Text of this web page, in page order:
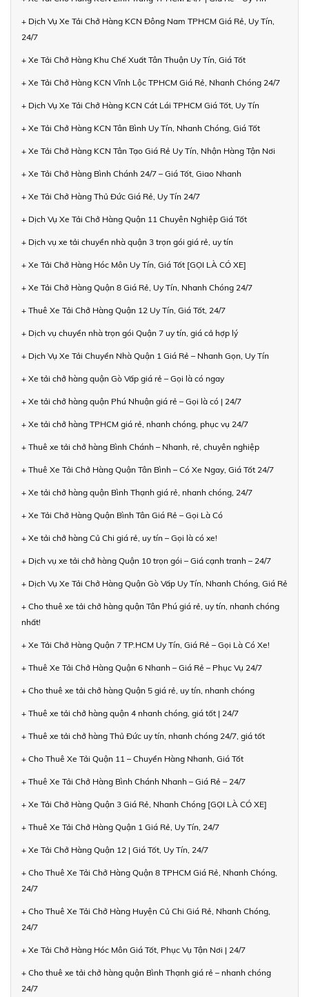
+ Dịch Vụ Xe Tải Chở Hàng KCN Đông Nam TPHCM Giá Rẻ, Uy Tín,
24/7
+ Xe Tải Chở Hàng Khu Chế Xuất Tân Thuận Uy Tín, Giá Tốt
+ Xe Tải Chở Hàng KCN Vĩnh Lộc TPHCM Giá Rẻ, Nhanh Chóng 24/7
+ Dịch Vụ Xe Tải Chở Hàng KCN Cát Lái TPHCM Giá Tốt, Uy Tín
+ Xe Tải Chở Hàng KCN Tân Bình Uy Tín, Nhanh Chóng, Giá Tốt
+ Xe Tải Chở Hàng KCN Tân Tạo Giá Rẻ Uy Tín, Nhận Hàng Tận Nơi
+ Xe Tải Chở Hàng Bình Chánh 24/7 – Giá Tốt, Giao Nhanh
+ Xe Tải Chở Hàng Thủ Đức Giá Rẻ, Uy Tín 24/7
+ Dịch Vụ Xe Tải Chở Hàng Quận 11 Chuyên Nghiệp Giá Tốt
+ Dịch vụ xe tải chuyển nhà quận 3 trọn gói giá rẻ, uy tín
+ Xe Tải Chở Hàng Hóc Môn Uy Tín, Giá Tốt [GỌI LÀ CÓ XE]
+ Xe Tải Chở Hàng Quận 8 Giá Rẻ, Uy Tín, Nhanh Chóng 24/7
+ Thuê Xe Tải Chở Hàng Quận 12 Uy Tín, Giá Tốt, 24/7
+ Dịch vụ chuyển nhà trọn gói Quận 7 uy tín, giá cả hợp lý
+ Dịch Vụ Xe Tải Chuyển Nhà Quận 1 Giá Rẻ – Nhanh Gọn, Uy Tín
+ Xe tải chở hàng quận Gò Vấp giá rẻ – Gọi là có ngay
+ Xe tải chở hàng quận Phú Nhuận giá rẻ – Gọi là có | 24/7
+ Xe tải chở hàng TPHCM giá rẻ, nhanh chóng, phục vụ 24/7
+ Thuê xe tải chở hàng Bình Chánh – Nhanh, rẻ, chuyên nghiệp
+ Thuê Xe Tải Chở Hàng Quận Tân Bình – Có Xe Ngay, Giá Tốt 24/7
+ Xe tải chở hàng quận Bình Thạnh giá rẻ, nhanh chóng, 24/7
+ Xe Tải Chở Hàng Quận Bình Tân Giá Rẻ – Gọi Là Có
+ Xe tải chở hàng Củ Chi giá rẻ, uy tín – Gọi là có xe!
+ Dịch vụ xe tải chở hàng Quận 10 trọn gói – Giá cạnh tranh – 24/7
+ Dịch Vụ Xe Tải Chở Hàng Quận Gò Vấp Uy Tín, Nhanh Chóng, Giá Rẻ
+ Cho thuê xe tải chở hàng quận Tân Phú giá rẻ, uy tín, nhanh chóng
nhất!
+ Xe Tải Chở Hàng Quận 7 TP.HCM Uy Tín, Giá Rẻ – Gọi Là Có Xe!
+ Thuê Xe Tải Chở Hàng Quận 6 Nhanh – Giá Rẻ – Phục Vụ 24/7
+ Cho thuê xe tải chở hàng Quận 5 giá rẻ, uy tín, nhanh chóng
+ Thuê xe tải chở hàng quận 4 nhanh chóng, giá tốt | 24/7
+ Thuê xe tải chở hàng Thủ Đức uy tín, nhanh chóng 24/7, giá tốt
+ Cho Thuê Xe Tải Quận 11 – Chuyển Hàng Nhanh, Giá Tốt
+ Thuê Xe Tải Chở Hàng Bình Chánh Nhanh – Giá Rẻ – 24/7
+ Xe Tải Chở Hàng Quận 3 Giá Rẻ, Nhanh Chóng [GỌI LÀ CÓ XE]
+ Thuê Xe Tải Chở Hàng Quận 1 Giá Rẻ, Uy Tín, 24/7
+ Xe Tải Chở Hàng Quận 12 | Giá Tốt, Uy Tín, 24/7
+ Cho Thuê Xe Tải Chở Hàng Quận 8 TPHCM Giá Rẻ, Nhanh Chóng,
24/7
+ Cho Thuê Xe Tải Chở Hàng Huyện Củ Chi Giá Rẻ, Nhanh Chóng,
24/7
+ Xe Tải Chở Hàng Hóc Môn Giá Tốt, Phục Vụ Tận Nơi | 24/7
+ Cho thuê xe tải chở hàng quận Bình Thạnh giá rẻ – nhanh chóng
24/7